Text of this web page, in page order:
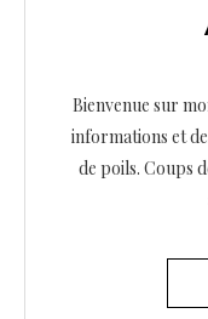
Bienvenue sur
informations et
de poils. Coups